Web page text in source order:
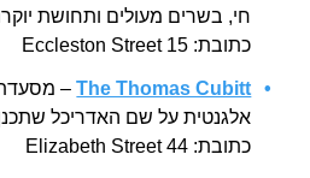
חי, בשרים מעולים ותחושת
כתובת: Eccleston Street 15
The Thomas Cubitt
–
אלגנטית על שם האדריכל
כתובת: Elizabeth Street 44